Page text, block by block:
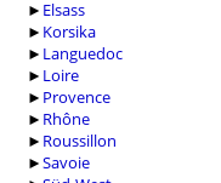
► Elsass
► Korsika
► Languedoc
► Loire
► Provence
► Rhône
► Roussillon
►Savoie